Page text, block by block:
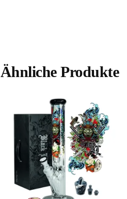
Ähnliche Produkte